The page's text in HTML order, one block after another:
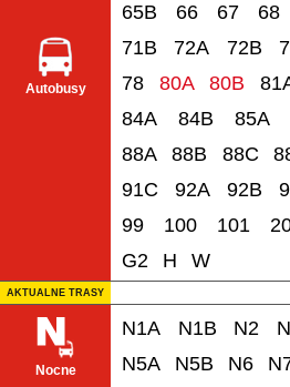
Autobusy
65B
66 67 68
71B
72A 72B
78
80A 80B
84A
84B 85A
88A
88B 88C
91C
92A 92B
99
100 101
G2
H W
AKTUALNE TRASY
Nocne
N1A N1B N2
N5A
N5B N6